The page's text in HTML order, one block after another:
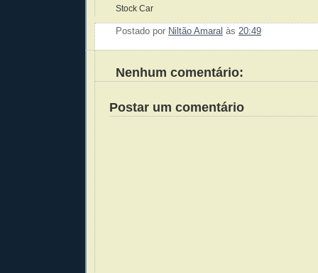
Stock Car
Postado por Niltão Amaral às 20:49
Nenhum comentário:
Postar um comentário